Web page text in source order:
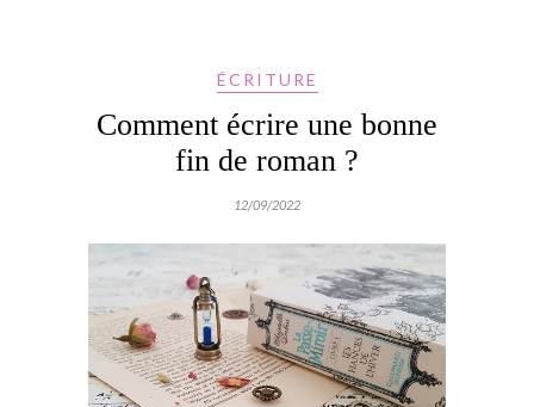
ÉCRITURE
Comment écrire une bonne
fin de roman ?
12/09/2022